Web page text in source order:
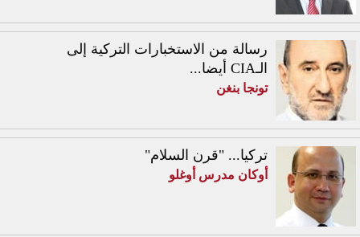
رسالة من الاستخبارات التركية إلى
الـCIA أيضا...
تونجا بنغن
تركيا... "قرن السلام"
أوكان مدرس أوغلو